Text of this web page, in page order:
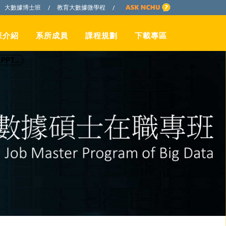
大數據博士班 / 教育大數據微學程 /
介紹 系所成員 課程規劃 下載專區